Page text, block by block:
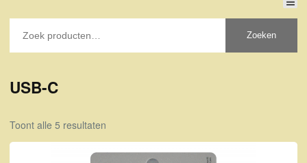
Zoeken
USB-C
Toont alle 5 resultaten